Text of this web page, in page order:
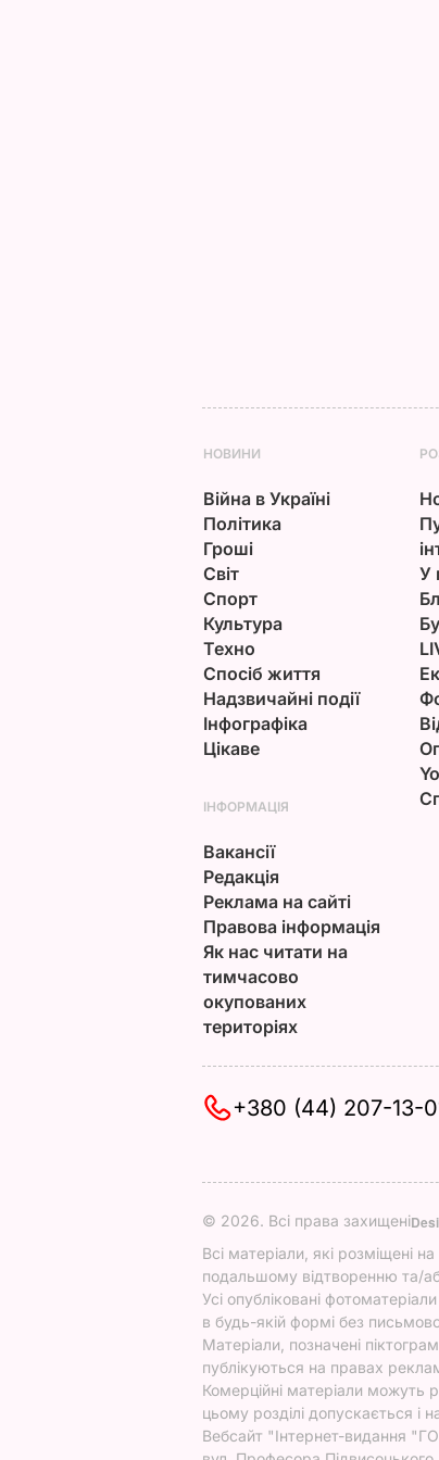
НОВИНИ
Війна в Україні
Політика
Гроші
Світ
Спорт
Культура
Техно
Спосіб життя
Надзвичайні події
Інфографіка
Цікаве
У
ІНФОРМАЦІЯ
Вакансії
Редакція
Реклама на сайті
Правова інформація
Як нас читати на
тимчасово
окупованих
територіях
+380 (44) 207-13-
© 2026. Всі права захищені
Всі матеріали, які розміщені
подальшому відтворенню та/
Усі опубліковані фотоматеріали
в будь-якій формі без
Матеріали, позначені
публікуються на правах
Комерційні матеріали можуть
цьому розділі допускається і
Вебсайт "Інтернет-видання